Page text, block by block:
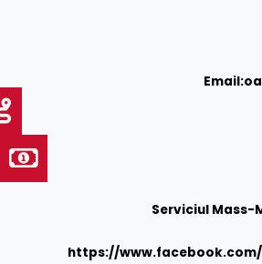
Email:
Serviciul Mass-
https://